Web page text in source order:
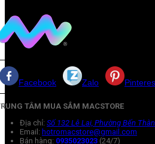
Facebook Zalo
TÂM MUA SẮM MACSTORE
Địa chỉ: Số 132 Lê Lai, Phường Bến
Email: hotromacstore@gmail.com
Bán hàng: 0935023023 (24/7)